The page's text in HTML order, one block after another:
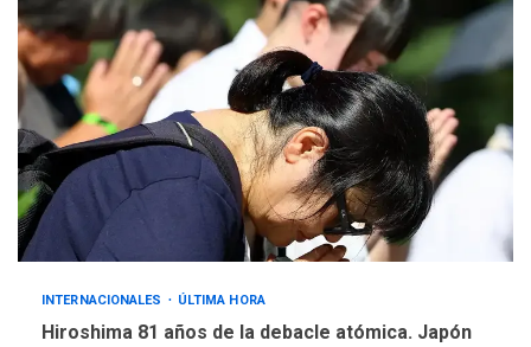
INTERNACIONALES ÚLTIMA HORA
Hiroshima 81 años de la debacle atómica. Japón